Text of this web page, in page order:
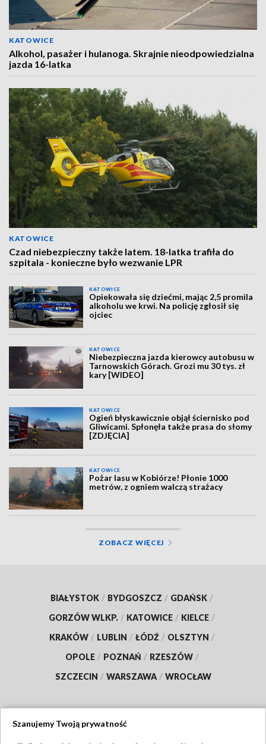
KATOWICE
Alkohol, pasażer i hulanoga. Skrajnie nieodpowiedzialna
jazda 16-latka
KATOWICE
Czad niebezpieczny także latem. 18-latka trafiła do
szpitala - konieczne było wezwanie LPR
KATOWICE
Opiekowała się dziećmi, mając 2,5 promila
alkoholu we krwi. Na policję zgłosił się
ojciec
KATOWICE
Niebezpieczna jazda kierowcy autobusu w
Tarnowskich Górach. Grozi mu 30 tys. zł
kary [WIDEO]
KATOWICE
Ogień błyskawicznie objął ściernisko pod
Gliwicami. Spłonęła także prasa do słomy
[ZDJĘCIA]
KATOWICE
Pożar lasu w Kobiórze! Płonie 1000
metrów, z ogniem walczą strażacy
ZOBACZ WIĘCEJ
BIAŁYSTOK / BYDGOSZCZ / GDAŃSK /
GORZÓW WLKP. / KATOWICE / KIELCE /
KRAKÓW / LUBLIN / ŁÓDŹ / OLSZTYN /
OPOLE / POZNAŃ / RZESZÓW /
SZCZECIN / WARSZAWA / WROCŁAW
Szanujemy Twoją prywatność